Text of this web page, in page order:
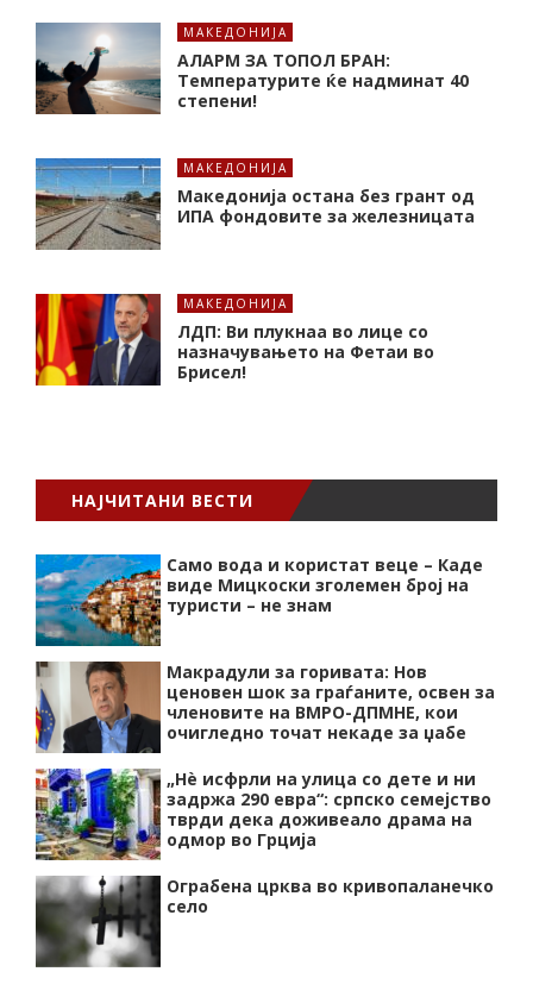
МАКЕДОНИЈА
АЛАРМ ЗА ТОПОЛ БРАН:
Tемпературите ќе надминат 40
степени!
МАКЕДОНИЈА
Македонија остана без грант од
ИПА фондовите за железницата
МАКЕДОНИЈА
ЛДП: Ви плукнаа во лице со
назначувањето на Фетаи во
Брисел!
НАЈЧИТАНИ ВЕСТИ
Само вода и користат веце – Каде
виде Мицкоски зголемен број на
туристи – не знам
Макрадули за горивата: Нов
ценовен шок за граѓаните, освен за
членовите на ВМРО-ДПМНЕ, кои
очигледно точат некаде за џабе
„Нѐ исфрли на улица со дете и ни
задржа 290 евра“: српско семејство
тврди дека доживеало драма на
одмор во Грција
Ограбена црква во кривопаланечко
село